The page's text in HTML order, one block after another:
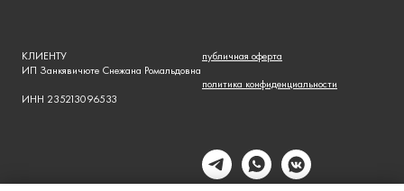
КЛИЕНТУ
ИП Занкявичюте Снежана Ромальдовна
ИНН 235213096533
публичная оферта
политика конфиденциальности